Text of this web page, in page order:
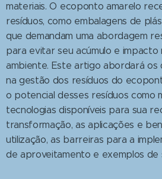
materiais. O ecoponto amarelo
resíduos, como embalagens de
que demandam uma abordagem
para evitar seu acúmulo e impacto
ambiente. Este artigo abordará
na gestão dos resíduos do
o potencial desses resíduos como
tecnologias disponíveis para sua
transformação, as aplicações e
utilização, as barreiras para a
de aproveitamento e exemplos de